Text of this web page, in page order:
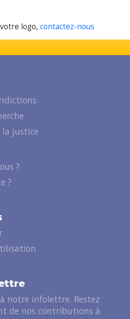
logo, contactez-nous
la justice
?
?
notre infolettre. Restez
de nos contributions à